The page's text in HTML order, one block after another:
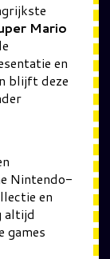
Mario
en
blijft deze
Nintendo-
en
altijd
games